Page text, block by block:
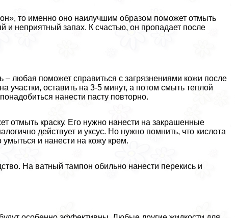
то именно оно наилучшим образом поможет отмыть
и неприятный запах. К счастью, он пропадает после
– любая поможет справиться с загрязнениями кожи после
оставить на 3-5 минут, а потом смыть теплой
нанести пасту повторно.
отмыть краску. Его нужно нанести на закрашенные
действует и уксус. Но нужно помнить, что кислота
и нанести на кожу крем.
На ватный тампон обильно нанести перекись и